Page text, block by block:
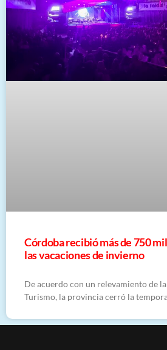
Córdoba recibió más de 750
las vacaciones de invierno
De acuerdo con un relevamiento de
Turismo, la provincia cerró la